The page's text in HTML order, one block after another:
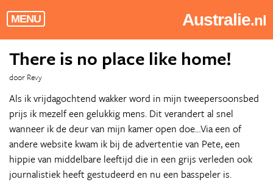
MENU Australie.nl
There is no place like home!
door Revy
Als ik vrijdagochtend wakker word in mijn tweepersoonsbed
prijs ik mezelf een gelukkig mens. Dit verandert al snel
wanneer ik de deur van mijn kamer open doe…Via een of
andere website kwam ik bij de advertentie van Pete, een
hippie van middelbare leeftijd die in een grijs verleden ook
journalistiek heeft gestudeerd en nu een basspeler is.